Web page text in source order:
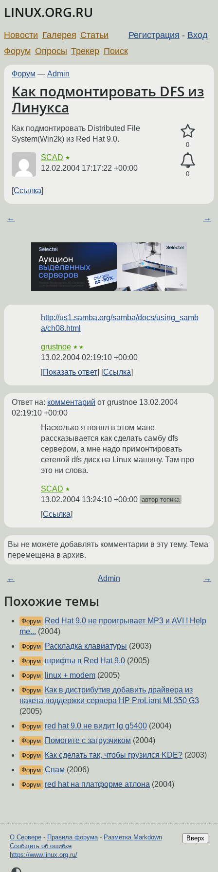
LINUX.ORG.RU
Регистрация - Вход
Новости Галерея Статьи
Форум Опросы Трекер Поиск
Форум — Admin
Как подмонтировать DFS из
Линукса
0
0
Как подмонтировать Distributed File
System(Win2k) из Red Hat 9.0.
SCAD ★
12.02.2004 17:17:22 +00:00
Ссылка
← →
http://us1.samba.org/samba/docs/using_samb
a/ch08.html
grustnoe ★★
13.02.2004 02:19:10 +00:00
Показать ответ
Ссылка
Ответ на: комментарий от grustnoe 13.02.2004
02:19:10 +00:00
Насколько я понял в этом мане
рассказывается как сделать самбу dfs
сервером, а мне надо примонтировать
сетевой dfs диск на Linux машину. Там про
это ни слова.
SCAD ★
13.02.2004 13:24:10 +00:00 автор топика
Ссылка
Вы не можете добавлять комментарии в эту тему. Тема
перемещена в архив.
← Admin →
Похожие темы
Форум
Red Hat 9.0 не проигрывает MP3 и AVI ! Help
me... (2004)
Форум Раскладка клавиатуры (2003)
Форум шрифты в Red Hat 9.0 (2005)
Форум linux + modem (2005)
Форум
Как в дистрибутив добавить драйвера из
пакета поддержки сервера HP ProLiant ML350 G3
(2005)
Форум red hat 9.0 не видит lg g5400 (2004)
Форум Помогите с загрузчиком (2004)
Форум Как сделать так, чтобы грузился KDE? (2003)
Форум Спам (2006)
Форум red hat на платформе атлона (2004)
Вверх
О Сервере - Правила форума- Разметка Markdown
Сообщить об ошибке
https://www.linux.org.ru/